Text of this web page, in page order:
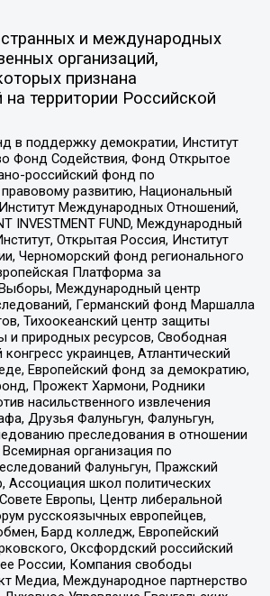
и международных
организаций,
признана
территории Российской
в поддержку демократии, Институт
Фонд Содействия, Фонд Открытое
российский фонд по
развитию, Национальный
Международных Отношений,
INVESTMENT FUND, Международный
Открытая Россия, Институт
Черноморский фонд регионального
Платформа за
Международный центр
Германский фонд Маршалла
Тихоокеанский центр защиты
природных ресурсов, Свободная
украинцев, Атлантический
Европейский фонд за демократию,
Прожект Хармони, Родники
насильственного извлечения
Друзья Фалуньгун, Фалуньгун,
преследования в отношении
организация по
Фалуньгун, Пражский
Ассоциация школ политических
Европы, Центр либеральной
русскоязычных европейцев,
Бард колледж, Европейский
Оксфордский российский
России, Компания свободы
Медиа, Международное партнерство